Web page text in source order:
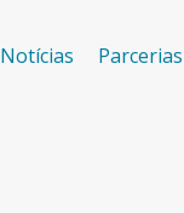
Notícias Parcerias